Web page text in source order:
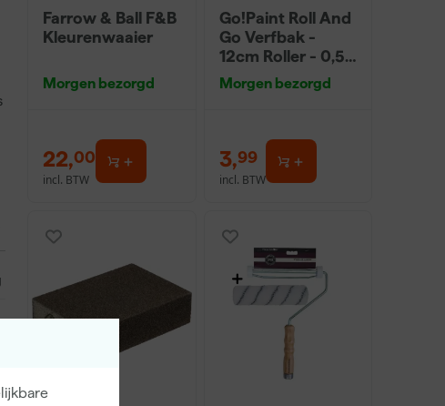
Farrow & Ball F&B
Kleurenwaaier
Morgen bezorgd
22,00
incl. BTW
Go!Paint Roll And
Go Verfbak -
12cm Roller - 0,5L
+ 5 Inzetbakken
Morgen bezorgd
3,99
incl. BTW